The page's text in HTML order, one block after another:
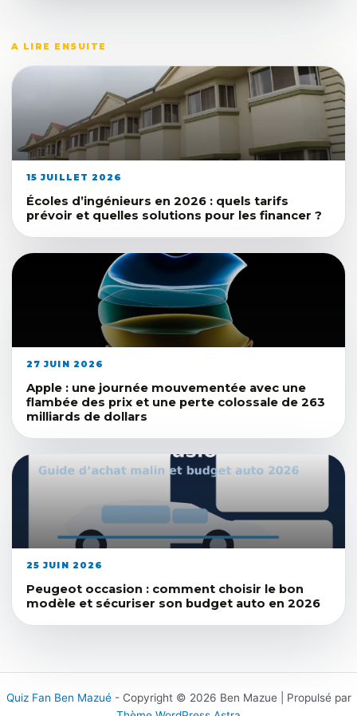
A LIRE ENSUITE
15 JUILLET 2026
Écoles d’ingénieurs en 2026 : quels tarifs
prévoir et quelles solutions pour les financer ?
27 JUIN 2026
Apple : une journée mouvementée avec une
flambée des prix et une perte colossale de 263
milliards de dollars
25 JUIN 2026
Peugeot occasion : comment choisir le bon
modèle et sécuriser son budget auto en 2026
Quiz Fan Ben Mazué- Copyright © 2026 Ben Mazue | Propulsé par